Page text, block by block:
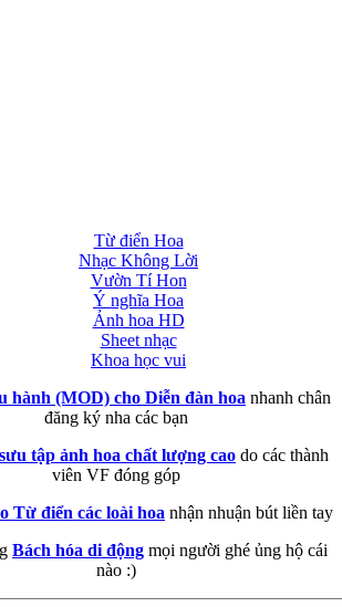
Từ điển Hoa
Nhạc Không Lời
Vườn Tí Hon
Ý nghĩa Hoa
Ảnh hoa HD
Sheet nhạc
Khoa học vui
hành (MOD) cho Diễn đàn hoa nhanh chân
đăng ký nha các bạn
tập ảnh hoa chất lượng cao do các thành
viên VF đóng góp
Từ điển các loài hoa nhận nhuận bút liền tay
Bách hóa di động mọi người ghé ủng hộ cái
nào :)